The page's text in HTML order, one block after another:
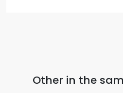
Other in the